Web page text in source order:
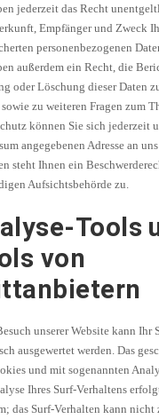
jederzeit das Recht
Empfänger und Zweck
personenbezogenen
außerdem ein Recht, die
oder Löschung dieser Daten
zu weiteren Fragen zum
können Sie sich jederzeit
angegebenen Adresse an
steht Ihnen ein
Aufsichtsbehörde zu.
Tools
von
unserer Website kann Ihr
ausgewertet werden. Das
und mit sogenannten
Ihres Surf-Verhaltens
das Surf-Verhalten kann nicht